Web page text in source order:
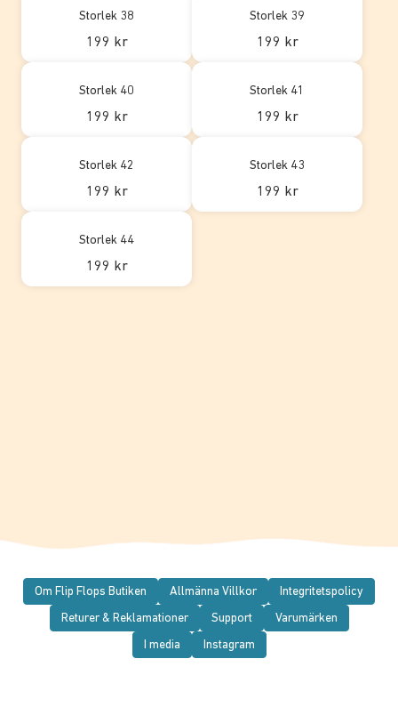
Storlek 38
199 kr
Storlek 39
199 kr
Storlek 40
199 kr
Storlek 41
199 kr
Storlek 42
199 kr
Storlek 43
199 kr
Storlek 44
199 kr
Om Flip Flops Butiken Allmänna Villkor
Integritetspolicy
Returer & Reklamationer
Support
Varumärken
I media
Instagram